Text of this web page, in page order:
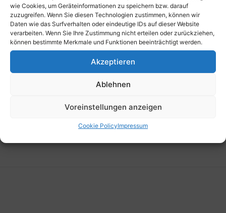
wie Cookies, um Geräteinformationen zu speichern bzw. darauf
zuzugreifen. Wenn Sie diesen Technologien zustimmen, können wir
Daten wie das Surfverhalten oder eindeutige IDs auf dieser Website
verarbeiten. Wenn Sie Ihre Zustimmung nicht erteilen oder zurückziehen,
können bestimmte Merkmale und Funktionen beeinträchtigt werden.
Akzeptieren
Ablehnen
Voreinstellungen anzeigen
Cookie PolicyImpressum
Vorherige
Gemeindezeitung Sommer 2024